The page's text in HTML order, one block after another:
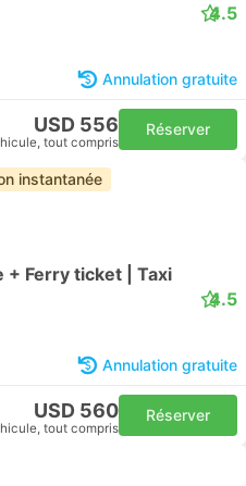
4.5
Annulation gratuite
USD 556
tout compris
Réserver
instantanée
+ Ferry ticket | Taxi
4.5
Annulation gratuite
USD 560
tout compris
Réserver